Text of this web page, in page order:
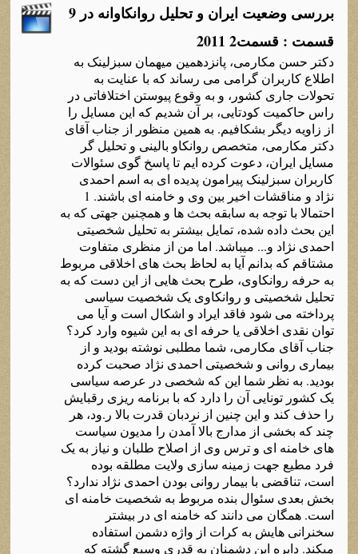
بررسی وضعیت ایران و تحلیل روانکاوانه در 9
قسمت : قسمت2 2011
دکتر حسن مکارمی، پانزدهمین میهمان سبزلینک به
اطلاع کاربران گرامی می رساند که با عنایت به
تحولات جاری کشور، و به وقوع پیوستن اختلافاتی در
راس حاکمیت کودتایی، بر آن شدیم که این مسایل را
از زاویه دیگر بشکافیم. به همین منظور از جناب آقای
دکتر مکارمی، متخصص روانکاو بالینی و تحلیل گر
مسایل ایران، دعوت کرده ایم تا پاسخ گوی سئوالات
کاربران سبزلینک پیرامون پدیده ای به اسم احمدی
نژاد و مناقشات اخیر بین وی و خامنه ای باشند. 1
احتمالا با توجه به سابقه بحث ها و همچنین جهتی که به
این بحث داده شده، تمایل بیشتر به تحلیل شخصیتی
احمدی نژاد و... میباشد. اما من از منظری متفاوت
مشتاقم که بدانم آیا به لحاظ بحث های اخلاقی مربوط
به حرفه روانکاوی، طرح بحث هایی از این دست که به
تحلیل شخصیتی و روانکاوی یک شخصیت سیاسی
پرداخته می شود فاقد ایراد و اشکال است و آیا می
توان نقدی اخلاقی یا حرفه ای به این شیوه وارد کرد؟
جناب آقای مکارمی، شما مطلبی نوشته بودید و از
بیماری روانی و شخصیتی احمدی نژاد صحبت کرده
بودید. به نظر شما این که شخصی در عرصه سیاسی
یک کشور تونایی آن را دارد که با برنامه ریزی رقبایش
را حذف کند و این چنین از نردبان قدرت بالا ر.ود، هر
چند که بخشی از مدارج بالا آمدن را مدیون سیاست
های خامنه ای و ترس وی از اصلاح طلبان و نیاز به یک
فرد مطیع جهت زمینه سازی ولایت مطلقه بوده
است، تناقضی با بیمار روانی بودن احمدی نژاد ندارد؟
بخش بعدی سئوال بنده مربوط به شخصیت خامنه ای
است. همگان می دانند که خامنه ای در بیشتر
سخنرانی هایش به کرات از واژه دشمن استفاده
میکند. دایره این دشمنان به قدری وسیع گشته که